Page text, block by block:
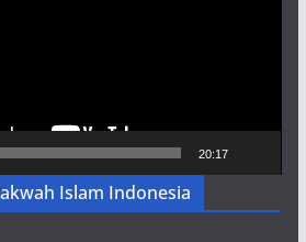
20:17
Islam Indonesia